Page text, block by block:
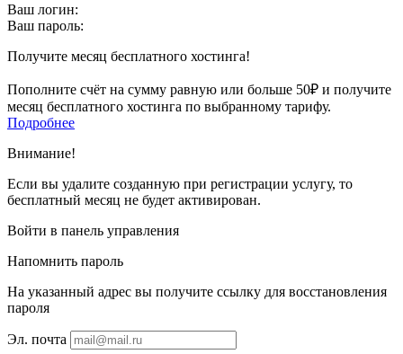
Ваш логин:
Ваш пароль:
Получите месяц бесплатного хостинга!
Пополните счёт на сумму равную или больше 50₽ и получите
месяц бесплатного хостинга по выбранному тарифу.
Подробнее
Внимание!
Если вы удалите созданную при регистрации услугу, то
бесплатный месяц не будет активирован.
Войти в панель управления
Напомнить пароль
На указанный адрес вы получите ссылку для восстановления
пароля
Эл. почта